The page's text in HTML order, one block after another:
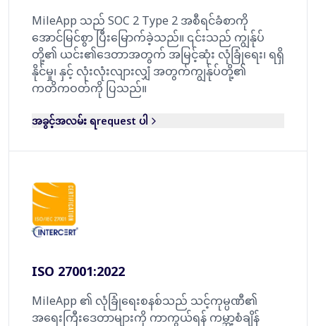
MileApp သည် SOC 2 Type 2 အစီရင်ခံစာကို
အောင်မြင်စွာ ပြီးမြောက်ခဲ့သည်။ ၎င်းသည် ကျွန်ုပ်
တို့၏ ယင်း၏ဒေတာအတွက် အမြင့်ဆုံး လုံခြုံရေး၊ ရရှိ
နိုင်မှု၊ နှင့် လုံးလုံးလျားလျှံ အတွက်ကျွန်ုပ်တို့၏
ကတိကဝတ်ကို ပြသည်။
အခွင့်အလမ်း ရrequest ပါ
ISO 27001:2022
MileApp ၏ လုံခြုံရေးစနစ်သည် သင့်ကုမ္ပဏီ၏
အရေးကြီးဒေတာများကို ကာကွယ်ရန် ကမ္ဘာ့စံချိန်